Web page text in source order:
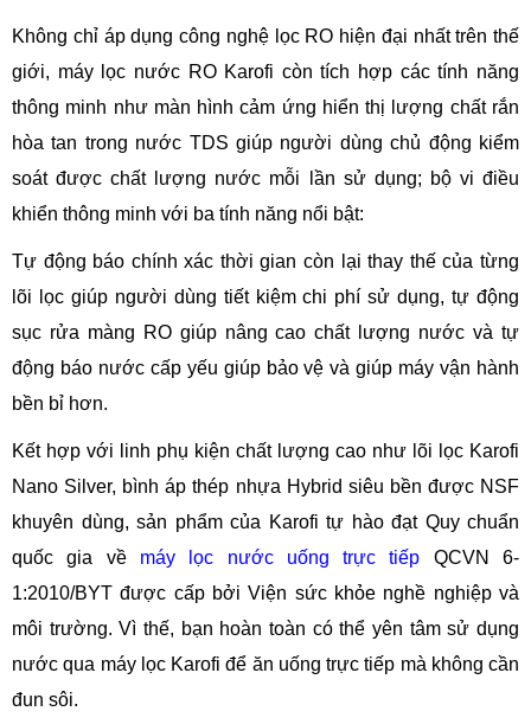
Không chỉ áp dụng công nghệ lọc RO hiện đại nhất trên thế
giới, máy lọc nước RO Karofi còn tích hợp các tính năng
thông minh như màn hình cảm ứng hiển thị lượng chất rắn
hòa tan trong nước TDS giúp người dùng chủ động kiểm
soát được chất lượng nước mỗi lần sử dụng; bộ vi điều
khiển thông minh với ba tính năng nổi bật:
Tự động báo chính xác thời gian còn lại thay thế của từng
lõi lọc giúp người dùng tiết kiệm chi phí sử dụng, tự động
sục rửa màng RO giúp nâng cao chất lượng nước và tự
động báo nước cấp yếu giúp bảo vệ và giúp máy vận hành
bền bỉ hơn.
Kết hợp với linh phụ kiện chất lượng cao như lõi lọc Karofi
Nano Silver, bình áp thép nhựa Hybrid siêu bền được NSF
khuyên dùng, sản phẩm của Karofi tự hào đạt Quy chuẩn
quốc gia về máy lọc nước uống trực tiếp QCVN 6-
1:2010/BYT được cấp bởi Viện sức khỏe nghề nghiệp và
môi trường. Vì thế, bạn hoàn toàn có thể yên tâm sử dụng
nước qua máy lọc Karofi để ăn uống trực tiếp mà không cần
đun sôi.